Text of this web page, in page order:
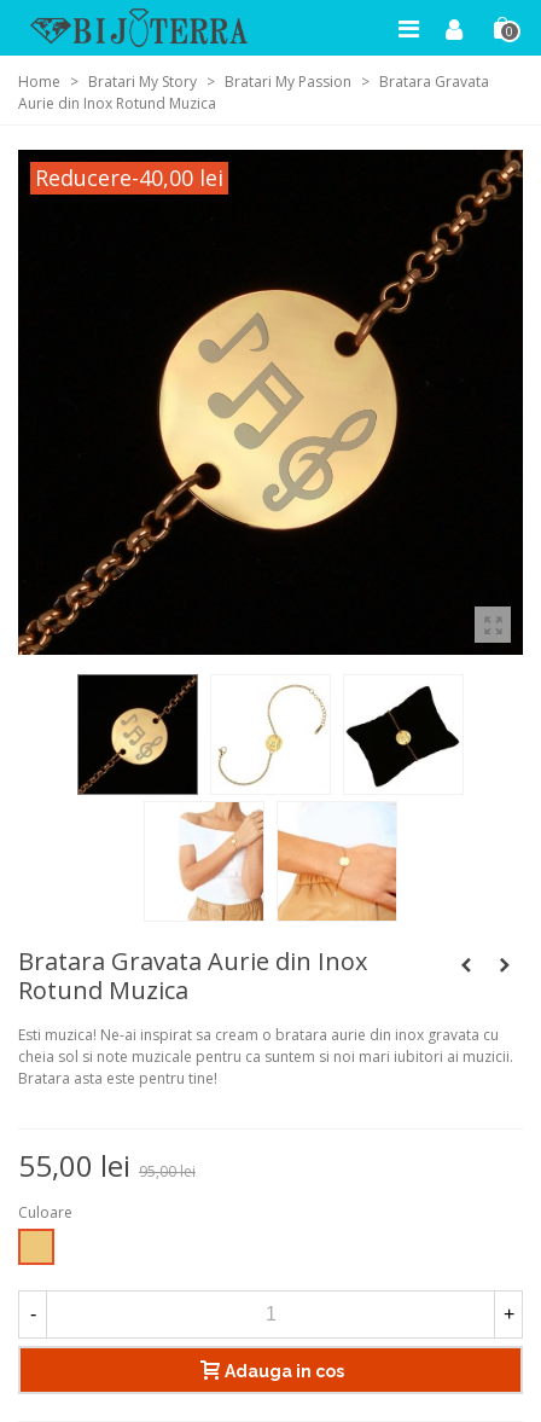
0
Home > Bratari My Story > Bratari My Passion > Bratara Gravata
Aurie din Inox Rotund Muzica
Reducere-40,00 lei
Bratara Gravata Aurie din Inox
Rotund Muzica
Esti muzica! Ne-ai inspirat sa cream o bratara aurie din inox gravata cu
cheia sol si note muzicale pentru ca suntem si noi mari iubitori ai muzicii.
Bratara asta este pentru tine!
55,00 lei 95,00 lei
Culoare
- +
Adauga in cos